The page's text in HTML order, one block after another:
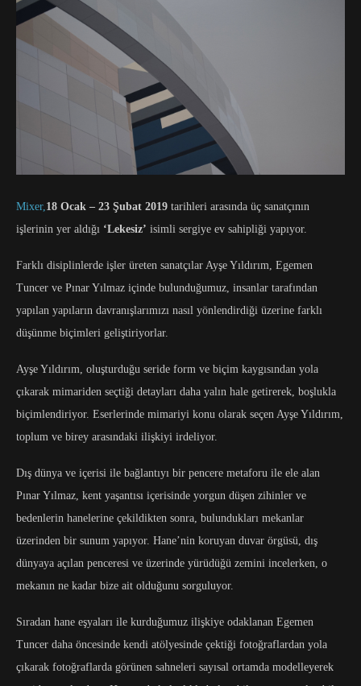
Mixer,18 Ocak – 23 Şubat 2019 tarihleri arasında üç sanatçının
işlerinin yer aldığı ‘Lekesiz’ isimli sergiye ev sahipliği yapıyor.
Farklı disiplinlerde işler üreten sanatçılar Ayşe Yıldırım, Egemen
Tuncer ve Pınar Yılmaz içinde bulunduğumuz, insanlar tarafından
yapılan yapıların davranışlarımızı nasıl yönlendirdiği üzerine farklı
düşünme biçimleri geliştiriyorlar.
Ayşe Yıldırım, oluşturduğu seride form ve biçim kaygısından yola
çıkarak mimariden seçtiği detayları daha yalın hale getirerek, boşlukla
biçimlendiriyor. Eserlerinde mimariyi konu olarak seçen Ayşe Yıldırım,
toplum ve birey arasındaki ilişkiyi irdeliyor.
Dış dünya ve içerisi ile bağlantıyı bir pencere metaforu ile ele alan
Pınar Yılmaz, kent yaşantısı içerisinde yorgun düşen zihinler ve
bedenlerin hanelerine çekildikten sonra, bulundukları mekanlar
üzerinden bir sunum yapıyor. Hane’nin koruyan duvar örgüsü, dış
dünyaya açılan penceresi ve üzerinde yürüdüğü zemini incelerken, o
mekanın ne kadar bize ait olduğunu sorguluyor.
Sıradan hane eşyaları ile kurduğumuz ilişkiye odaklanan Egemen
Tuncer daha öncesinde kendi atölyesinde çektiği fotoğraflardan yola
çıkarak fotoğraflarda görünen sahneleri sayısal ortamda modelleyerek